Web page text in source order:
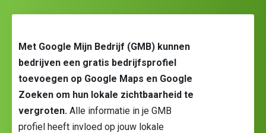
Met Google Mijn Bedrijf (GMB) kunnen
bedrijven een gratis bedrijfsprofiel
toevoegen op Google Maps en Google
Zoeken om hun lokale zichtbaarheid te
vergroten. Alle informatie in je GMB
profiel heeft invloed op jouw lokale